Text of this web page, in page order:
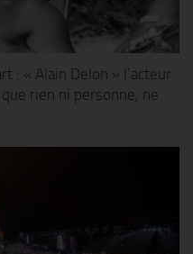
: « Alain Delon » l’acteur
rien ni personne, ne